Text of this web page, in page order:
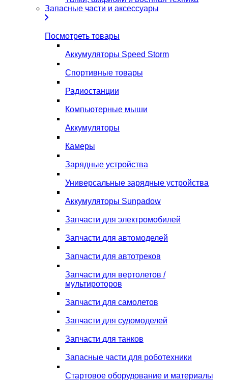
Запасные части и аксессуары
Посмотреть товары
Аккумуляторы Speed Storm
Спортивные товары
Радиостанции
Компьютерные мыши
Аккумуляторы
Камеры
Зарядные устройства
Универсальные зарядные устройства
Аккумуляторы Sunpadow
Запчасти для электромобилей
Запчасти для автомоделей
Запчасти для автотреков
Запчасти для вертолетов /
мультироторов
Запчасти для самолетов
Запчасти для судомоделей
Запчасти для танков
Запасные части для роботехники
Стартовое оборудование и материалы